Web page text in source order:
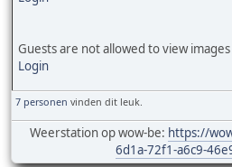
Guests are not allowed to view
Login
7 personen vinden dit leuk.
Weerstation op wow-be: https://
6d1a-72f1-a6c9-